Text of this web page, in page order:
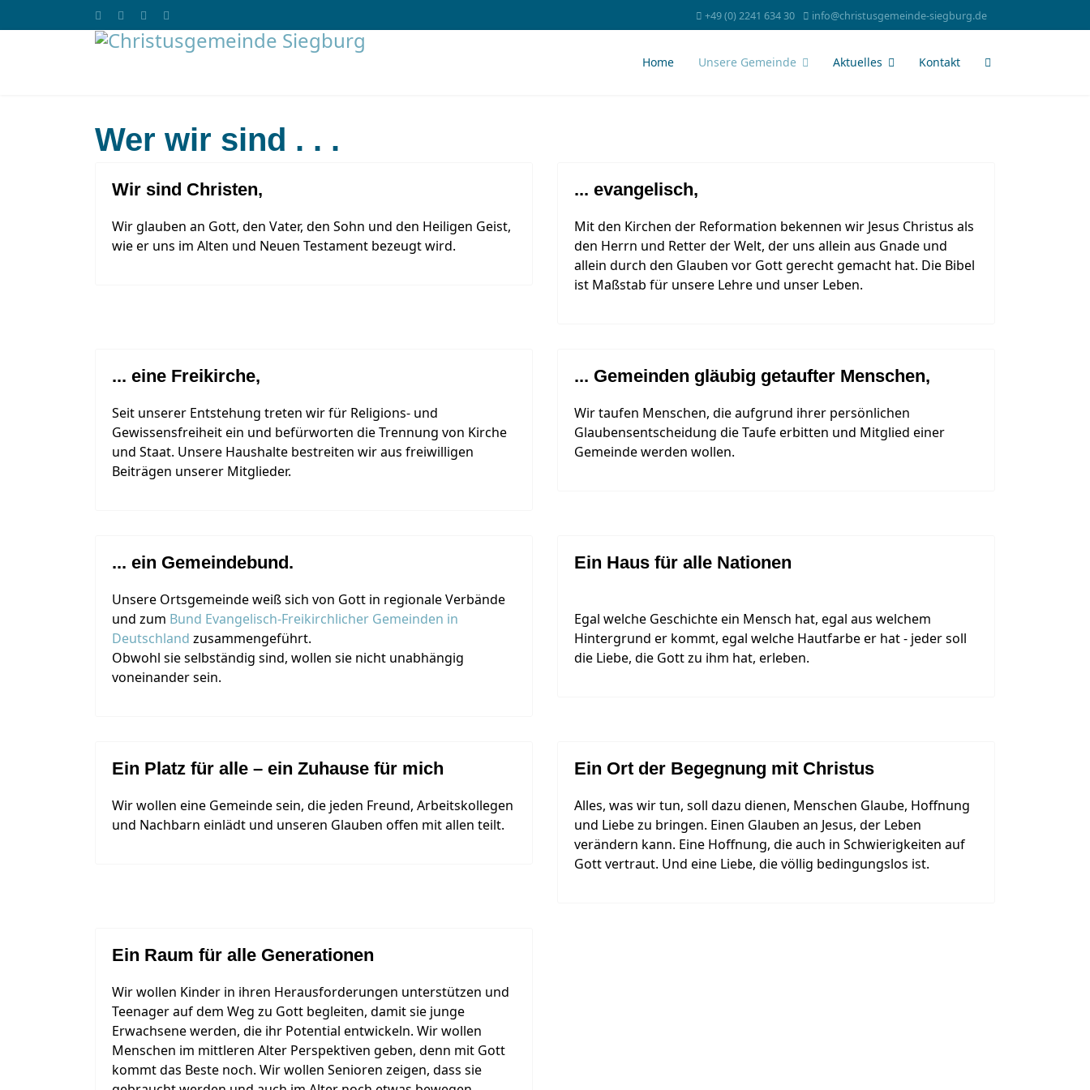
+49 (0) 2241 634 30 info@christusgemeinde-siegburg.de
Home Unsere Gemeinde Aktuelles Kontakt
Wer wir sind . . .
Wir sind Christen,
Wir glauben an Gott, den Vater, den Sohn und den Heiligen Geist,
wie er uns im Alten und Neuen Testament bezeugt wird.
... evangelisch,
Mit den Kirchen der Reformation bekennen wir Jesus Christus als
den Herrn und Retter der Welt, der uns allein aus Gnade und
allein durch den Glauben vor Gott gerecht gemacht hat. Die Bibel
ist Maßstab für unsere Lehre und unser Leben.
... eine Freikirche,
Seit unserer Entstehung treten wir für Religions- und
Gewissensfreiheit ein und befürworten die Trennung von Kirche
und Staat. Unsere Haushalte bestreiten wir aus freiwilligen
Beiträgen unserer Mitglieder.
... Gemeinden gläubig getaufter Menschen,
Wir taufen Menschen, die aufgrund ihrer persönlichen
Glaubensentscheidung die Taufe erbitten und Mitglied einer
Gemeinde werden wollen.
... ein Gemeindebund.
Unsere Ortsgemeinde weiß sich von Gott in regionale Verbände
und zum Bund Evangelisch-Freikirchlicher Gemeinden in
Deutschland zusammengeführt.
Obwohl sie selbständig sind, wollen sie nicht unabhängig
voneinander sein.
Ein Haus für alle Nationen
Egal welche Geschichte ein Mensch hat, egal aus welchem
Hintergrund er kommt, egal welche Hautfarbe er hat - jeder soll
die Liebe, die Gott zu ihm hat, erleben.
Ein Platz für alle – ein Zuhause für mich
Wir wollen eine Gemeinde sein, die jeden Freund, Arbeitskollegen
und Nachbarn einlädt und unseren Glauben offen mit allen teilt.
Ein Ort der Begegnung mit Christus
Alles, was wir tun, soll dazu dienen, Menschen Glaube, Hoffnung
und Liebe zu bringen. Einen Glauben an Jesus, der Leben
verändern kann. Eine Hoffnung, die auch in Schwierigkeiten auf
Gott vertraut. Und eine Liebe, die völlig bedingungslos ist.
Ein Raum für alle Generationen
Wir wollen Kinder in ihren Herausforderungen unterstützen und
Teenager auf dem Weg zu Gott begleiten, damit sie junge
Erwachsene werden, die ihr Potential entwickeln. Wir wollen
Menschen im mittleren Alter Perspektiven geben, denn mit Gott
kommt das Beste noch. Wir wollen Senioren zeigen, dass sie